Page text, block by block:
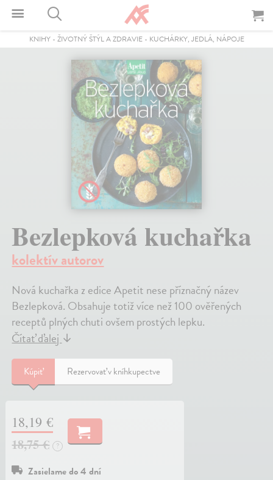
KNIHY- ŽIVOTNÝ ŠTÝL A ZDRAVIE- KUCHÁRKY, JEDLÁ, NÁPOJE
Bezlepková kuchařka
kolektív autorov
Nová kuchařka z edice Apetit nese příznačný název
Bezlepková. Obsahuje totiž více než 100 ověřených
receptů plných chuti ovšem prostých lepku.
Čítať ďalej↓
Kúpiť Rezervovať v kníhkupectve
18,19 €
18,75 €
?
Zasielame do 4 dní